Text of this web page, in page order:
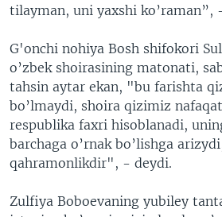
tilayman, uni yaxshi ko’raman”,
G'onchi nohiya Bosh shifokori
o’zbek shoirasining matonati,
tahsin aytar ekan, "bu farishta
bo’lmaydi, shoira qizimiz
respublika faxri hisoblanadi,
barchaga o’rnak bo’lishga
qahramonlikdir", - deydi.
Zulfiya Boboevaning yubiley